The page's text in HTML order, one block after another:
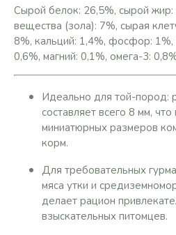
Сырой белок: 26,5%, сырой жир:
вещества (зола): 7%, сырая
8%, кальций: 1,4%, фосфор: 1%,
0,6%, магний: 0,1%, омега-3:
Идеально для той-пород:
составляет всего 8 мм,
миниатюрных размеров
корм.
Для требовательных
мяса утки и
делает рацион
взыскательных питомцев.